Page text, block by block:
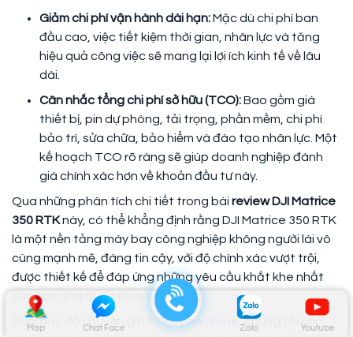
Map Chat Face Zalo Youtube
Giảm chi phí vận hành dài hạn:Mặc dù chi phí ban
đầu cao, việc tiết kiệm thời gian, nhân lực và tăng
hiệu quả công việc sẽ mang lại lợi ích kinh tế về lâu
dài.
Cân nhắc tổng chi phí sở hữu (TCO):Bao gồm giá
thiết bị, pin dự phòng, tải trọng, phần mềm, chi phí
bảo trì, sửa chữa, bảo hiểm và đào tạo nhân lực. Một
kế hoạch TCO rõ ràng sẽ giúp doanh nghiệp đánh
giá chính xác hơn về khoản đầu tư này.
Qua những phân tích chi tiết trong bài review DJI Matrice
350 RTKnày, có thể khẳng định rằng DJI Matrice 350 RTK
là một nền tảng máy bay công nghiệp không người lái vô
cùng mạnh mẽ, đáng tin cậy, với độ chính xác vượt trội,
được thiết kế để đáp ứng những yêu cầu khắt khe nhất
của các ứng dụng chuyên nghiệp.
Dưới góc độ chuyên gia từReviewdrone, chúng tôi cho